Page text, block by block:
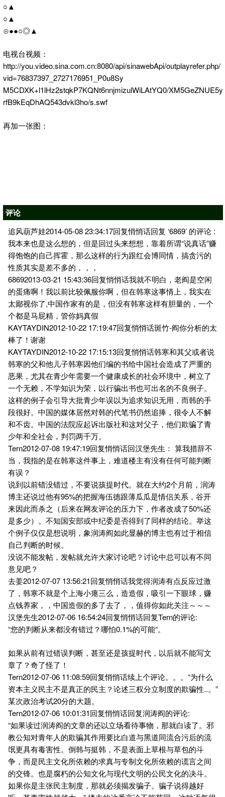
○▲
○▲
⊙●●○◎▲
电视台视频：
http://you.video.sina.com.cn:8080/api/sinawebApi/outplayrefer.php/
vid=76837397_2727176951_P0u8Sy
M5CDXK+l1lHz2stqkP7KQNt6nnjmizulWiLAtYQ0/XM5GeZNUE5y
rfB9kEqDhAQ543dvkl3ho/s.swf
再加一张图：
评论
追风葫芦娃2014-05-08 23:34:17回复悄悄话回复 ‘6869’ 的评论 :
我本来也是这么想的，但是回过头来想想，靠着所谓“说真话”赚
得饱饱的自己挥霍，那么这样的行为跟红会博同情，搞贪污的
性质其实是差不多的，，，
68692013-03-21 15:43:36回复悄悄话我就不明白，老阎是空闲
的蛋痛啊！我以前比较佩服你啊，但在韩寒这事情上，我实在
太鄙视你了,中国作家有的是，但没有韩寒这样有胆量的，一个
个都是马屁精，管你妈真假
KAYTAYDIN2012-10-22 17:19:47回复悄悄话斑竹-阎你分析的太
棒了！谢谢
KAYTAYDIN2012-10-22 17:15:13回复悄悄话韩寒和其父或者说
韩寒的父和他儿子韩寒因他们编的书给中国社会造成了严重的
恶果，尤其在青少年需要一个健康成长的社会环境中，树立了
一个无赖，不学知识为荣，以行骗出书也可出名的不良例子。
这样的例子会引导大批青少年误以为追求知识无用，而韩的手
段很好。中国的媒体居然对韩的代笔书仍然追捧，很令人不解
和不齿。中国的法院应起诉出版社和这对父子，他们欺骗了青
少年和全社会，判罚两千万。
Tern2012-07-08 19:47:19回复悄悄话回汉堡先生： 算我措辞不
当，我指的是在韩寒这件事上，难道楼主有没有任何可能判断
有误？
说到以前错没错过，不要说孩提时代。就在大约2个月前，润涛
博主还说过他有95%的把握海伍德跟薄瓜瓜是情侣关系，谷开
来因此而杀之（后来在网友评论的压力下，作者改成了50%还
是多少）。不知国安部或中纪委是否得到了同样的结论。举这
个例子仅仅是想说明，象润涛阎如此显赫的博主也有过于相信
自己判断的时候。
没说不能发帖，发帖就允许大家讨论吧？讨论中总可以有不同
意见吧？
去姜2012-07-07 13:56:21回复悄悄话我觉得润涛有点反应过激
了，韩寒不就是个上海小瘪三么，造造假，吸引一下眼球，赚
点钱养家，，中国造假的多了去了，，值得你如此关注～～～
汉堡先生2012-07-06 16:54:24回复悄悄话回复Tern的评论:
“您的判断从来都没有错过？哪怕0.1%的可能“。
如果从前有过错误判断，甚至还是孩提时代，以后就不能写文
章了？奇了怪了！
Tern2012-07-06 11:08:59回复悄悄话续上个评论。。。“为什么
资本主义民主不是真正的民主？论述三权分立制度的欺骗性..。”
某次政治考试20分的大题。
Tern2012-07-06 10:01:31回复悄悄话回复润涛阎的评论:
“如果读过润涛阎的文章的还以立场看待事物，那就白读了。邪
教公知对青年人的欺骗其作用要比白道与黑道同流合污后的流
氓更具有毒害性。倒韩与挺韩，不是表面上草根与草包的斗
争，而是民主文化所依赖的求真与专制文化所依赖的谎言之间
的交锋。也是腐朽的公知文化与现代文明的公民文化的决斗。
如果你是主张民主制度，那就必须揭发骗子。骗子说得越好